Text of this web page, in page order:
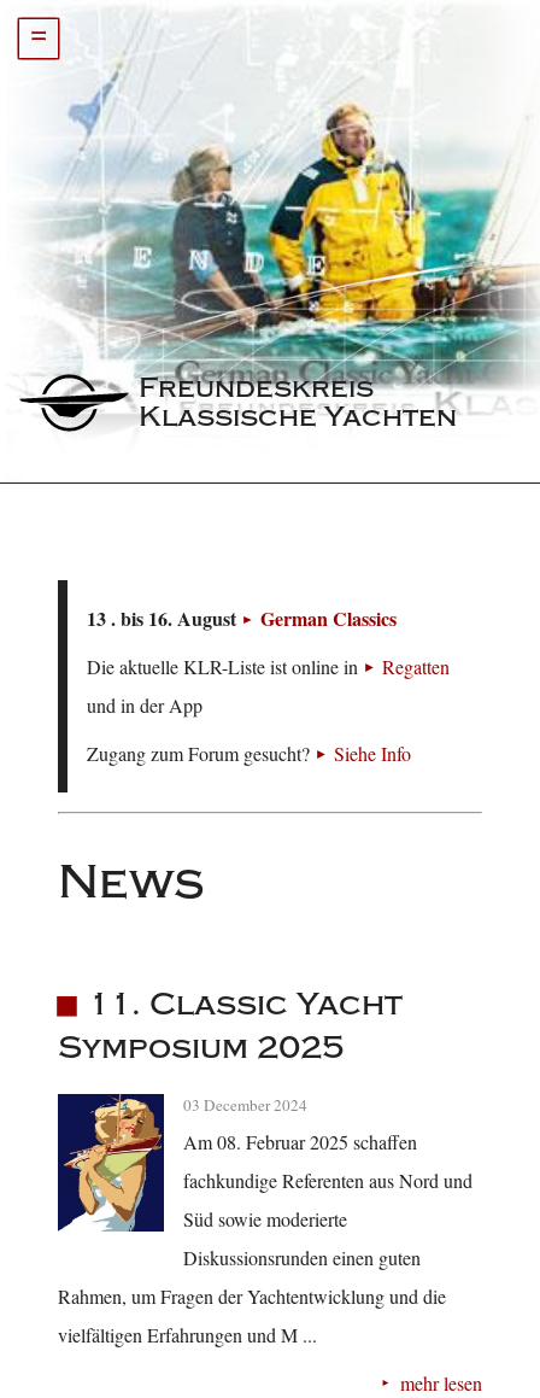
=
Freundeskreis
Klassische Yachten
13 . bis 16. August German Classics
Die aktuelle KLR-Liste ist online in
Regatten
und in der App
Zugang zum Forum gesucht?
Siehe Info
News
11. Classic Yacht
Symposium 2025
03 December 2024
Am 08. Februar 2025 schaffen
fachkundige Referenten aus Nord und
Süd sowie moderierte
Diskussionsrunden einen guten
Rahmen, um Fragen der Yachtentwicklung und die
vielfältigen Erfahrungen und M ...
mehr lesen